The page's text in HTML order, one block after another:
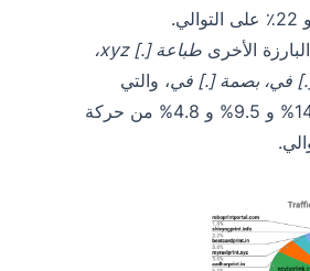
الأخرى
طباعة [.] xyz،
[.] في، بصمة [.] في، والتي
حصلت على 14.3% و 9.5% و 4.8% من حركة